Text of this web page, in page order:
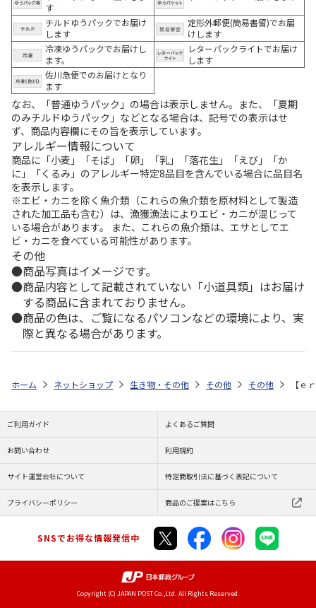
す
チルドゆうパックでお届け
します
定形外郵便(簡易書留)でお届
けします
冷凍ゆうパックでお届けし
ます。
レターパックライトでお届け
します
佐川急便でのお届けとなり
ます
なお、「普通ゆうパック」の場合は表示しません。また、「夏期
のみチルドゆうパック」などとなる場合は、記号での表示はせ
ず、商品内容欄にその旨を表示しています。
アレルギー情報について
商品に「小麦」「そば」「卵」「乳」「落花生」「えび」「か
に」「くるみ」のアレルギー特定8品目を含んでいる場合に品目名
を表示します。
※エビ・カニを除く魚介類（これらの魚介類を原材料として製造
された加工品も含む）は、漁獲漁法によりエビ・カニが混じって
いる場合があります。 また、これらの魚介類は、エサとしてエ
ビ・カニを食べている可能性があります。
その他
商品写真はイメージです。
商品内容として記載されていない「小道具類」はお届け
する商品に含まれておりません。
商品の色は、ご覧になるパソコンなどの環境により、実
際と異なる場合があります。
ホーム ネットショップ 生き物・その他 その他 その他 【ｅ
ご利用ガイド よくあるご質問
お問い合わせ 利用規約
サイト運営会社について 特定商取引法に基づく表記について
プライバシーポリシー 商品のご提案はこちら
SNSでお得な情報発信中
Copyright (C) JAPAN POST Co.,Ltd. All Rights Reserved.